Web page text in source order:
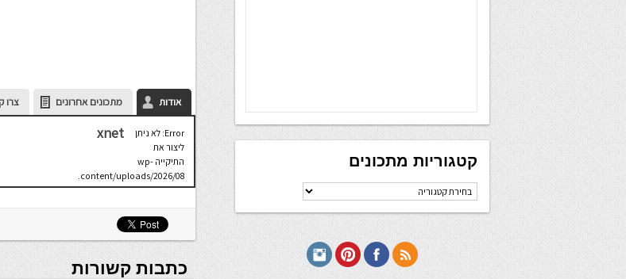
אודות מתכונים אחרונים צרו
Error: לא ניתן
ליצור את
התיקייה wp-
content/uploads/2026/08.
יש לבדוק
שלה ניתנת
לכתיבה.
xnet
כתבות קשורות
קטגוריות מתכונים
קטגוריות
מתכונים